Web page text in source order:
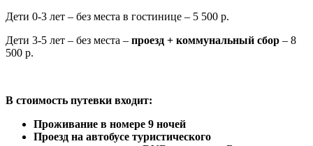
Дети 0-3 лет – без места в гостинице – 5 500 р.
Дети 3-5 лет – без места – проезд + коммунальный сбор – 8
500 р.
В стоимость путевки входит:
Проживание в номере 9 ночей
Проезд на автобусе туристического